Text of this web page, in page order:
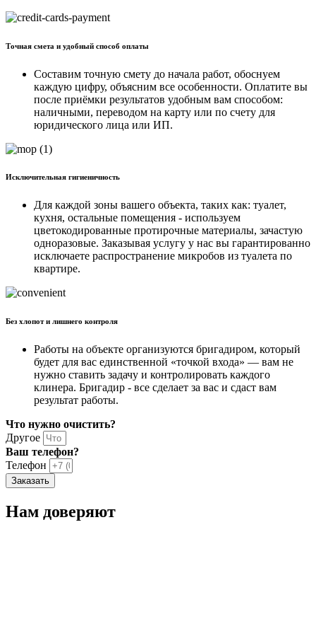
Точная смета и удобный способ оплаты
Составим точную смету до начала работ, обоснуем
каждую цифру, объясним все особенности. Оплатите вы
после приёмки результатов удобным вам способом:
наличными, переводом на карту или по счету для
юридического лица или ИП.
Исключительная гигиеничность
Для каждой зоны вашего объекта, таких как: туалет,
кухня, остальные помещения - используем
цветокодированные протирочные материалы, зачастую
одноразовые. Заказывая услугу у нас вы гарантированно
исключаете распространение микробов из туалета по
квартире.
Без хлопот и лишнего контроля
Работы на объекте организуются бригадиром, который
будет для вас единственной «точкой входа» — вам не
нужно ставить задачу и контролировать каждого
клинера. Бригадир - все сделает за вас и сдаст вам
результат работы.
Что нужно очистить?
Другое
Ваш телефон?
Телефон
Заказать
Нам доверяют